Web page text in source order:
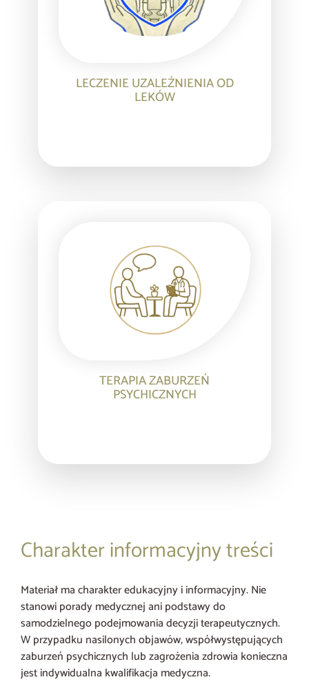
LECZENIE UZALEŻNIENIA OD
LEKÓW
TERAPIA ZABURZEŃ
PSYCHICZNYCH
Charakter informacyjny treści
Materiał ma charakter edukacyjny i informacyjny. Nie
stanowi porady medycznej ani podstawy do
samodzielnego podejmowania decyzji terapeutycznych.
W przypadku nasilonych objawów, współwystępujących
zaburzeń psychicznych lub zagrożenia zdrowia konieczna
jest indywidualna kwalifikacja medyczna.